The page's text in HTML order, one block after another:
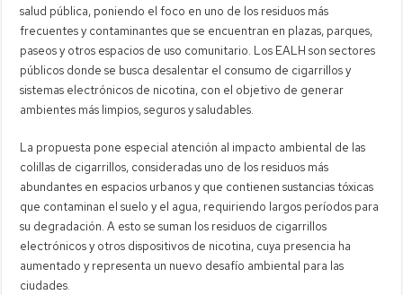
salud pública, poniendo el foco en uno de los residuos más
frecuentes y contaminantes que se encuentran en plazas, parques,
paseos y otros espacios de uso comunitario. Los EALH son sectores
públicos donde se busca desalentar el consumo de cigarrillos y
sistemas electrónicos de nicotina, con el objetivo de generar
ambientes más limpios, seguros y saludables.
La propuesta pone especial atención al impacto ambiental de las
colillas de cigarrillos, consideradas uno de los residuos más
abundantes en espacios urbanos y que contienen sustancias tóxicas
que contaminan el suelo y el agua, requiriendo largos períodos para
su degradación. A esto se suman los residuos de cigarrillos
electrónicos y otros dispositivos de nicotina, cuya presencia ha
aumentado y representa un nuevo desafío ambiental para las
ciudades.